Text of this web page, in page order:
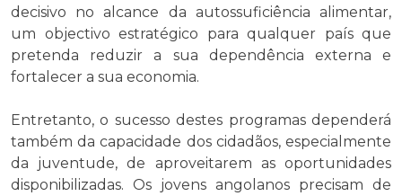
decisivo no alcance da autossuficiência alimentar,
um objectivo estratégico para qualquer país que
pretenda reduzir a sua dependência externa e
fortalecer a sua economia.
Entretanto, o sucesso destes programas dependerá
também da capacidade dos cidadãos, especialmente
da juventude, de aproveitarem as oportunidades
disponibilizadas. Os jovens angolanos precisam de